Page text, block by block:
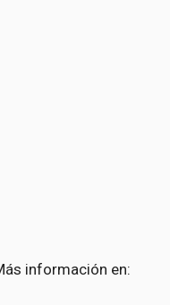
información en: